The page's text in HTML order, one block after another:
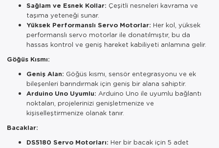
Sağlam ve Esnek Kollar: Çeşitli nesneleri kavrama ve
taşıma yeteneği sunar.
Yüksek Performanslı Servo Motorlar: Her kol, yüksek
performanslı servo motorlar ile donatılmıştır, bu da
hassas kontrol ve geniş hareket kabiliyeti anlamına gelir.
Göğüs Kısmı:
Geniş Alan: Göğüs kısmı, sensör entegrasyonu ve ek
bileşenleri barındırmak için geniş bir alana sahiptir.
Arduino Uno Uyumlu: Arduino Uno ile uyumlu bağlantı
noktaları, projelerinizi genişletmenize ve
kişiselleştirmenize olanak tanır.
Bacaklar:
DS5180 Servo Motorları: Her bir bacak için 5 adet